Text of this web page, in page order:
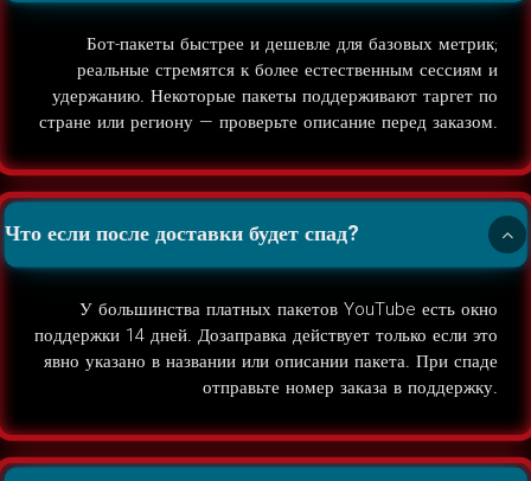
Бот-пакеты быстрее и дешевле для базовых метрик;
реальные стремятся к более естественным сессиям и
удержанию. Некоторые пакеты поддерживают таргет по
стране или региону — проверьте описание перед заказом.
Что если после доставки будет спад?
У большинства платных пакетов YouTube есть окно
поддержки 14 дней. Дозаправка действует только если это
явно указано в названии или описании пакета. При спаде
отправьте номер заказа в поддержку.